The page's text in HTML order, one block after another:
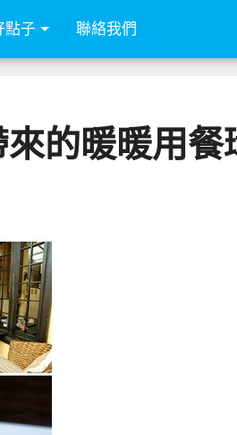
點子 聯絡我們
的暖暖用餐